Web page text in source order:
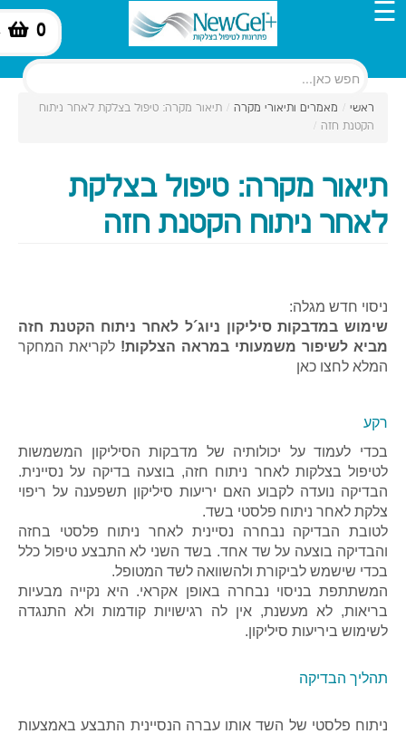
0
☰
ראשי / מאמרים ותיאורי מקרה / תיאור מקרה: טיפול בצלקת לאחר ניתוח
הקטנת חזה /
תיאור מקרה: טיפול בצלקת
לאחר ניתוח הקטנת חזה
ניסוי חדש מגלה:
שימוש במדבקות סיליקון ניוג´ל לאחר ניתוח הקטנת חזה
מביא לשיפור משמעותי במראה הצלקות! לקריאת המחקר
המלא לחצו כאן
רקע
בכדי לעמוד על יכולותיה של מדבקות הסיליקון המשמשות
לטיפול בצלקות לאחר ניתוח חזה, בוצעה בדיקה על נסיינית.
הבדיקה נועדה לקבוע האם יריעות סיליקון תשפענה על ריפוי
צלקת לאחר ניתוח פלסטי בשד.
לטובת הבדיקה נבחרה נסיינית לאחר ניתוח פלסטי בחזה
והבדיקה בוצעה על שד אחד. בשד השני לא התבצע טיפול כלל
בכדי שישמש לביקורת ולהשוואה לשד המטופל.
המשתתפת בניסוי נבחרה באופן אקראי. היא נקייה מבעיות
בריאות, לא מעשנת, אין לה רגישויות קודמות ולא התנגדה
לשימוש ביריעות סיליקון.
תהליך הבדיקה
ניתוח פלסטי של השד אותו עברה הנסיינית התבצע באמצעות